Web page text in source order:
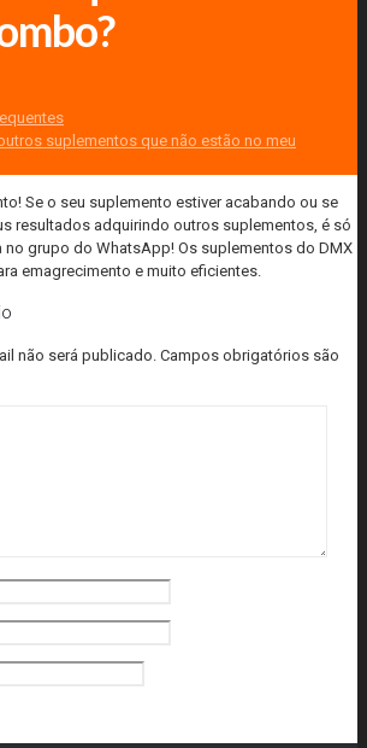
suplementos que não estão no meu
Se o seu suplemento estiver acabando ou se
resultados adquirindo outros suplementos, é só
no grupo do WhatsApp! Os suplementos do DMX
emagrecimento e muito eficientes.
não será publicado. Campos obrigatórios são